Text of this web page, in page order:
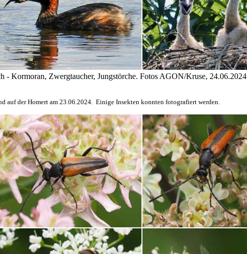
- Kormoran, Zwergtaucher, Jungstörche. Fotos AGON/Kruse, 24.06.2024
auf der Homert am 23.06.2024. Einige Insekten konnten fotografiert werden.